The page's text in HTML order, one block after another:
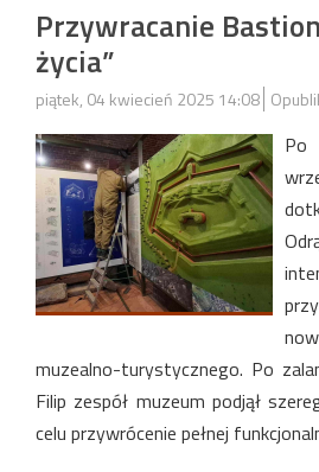
Przywracanie
życia”
piątek, 04 kwiecień 2025 14:08
muzealno-turystycznego. Po
Filip zespół muzeum podjął
celu przywrócenie pełnej